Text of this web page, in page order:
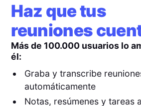
Haz que tus
reuniones
Más de 100.000 usuarios lo
él:
Graba y transcribe
automáticamente
Notas, resúmenes y tareas